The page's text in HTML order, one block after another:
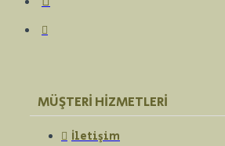
MÜŞTERI HIZMETLERI
İletişim